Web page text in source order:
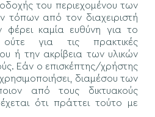
του περιεχομένου των
τόπων από τον διαχειριστή
καμία ευθύνη για το
για τις πρακτικές
ή την ακρίβεια των υλικών
Εάν ο επισκέπτης/χρήστης
διαμέσου των
από τους δικτυακούς
ότι πράττει τούτο με